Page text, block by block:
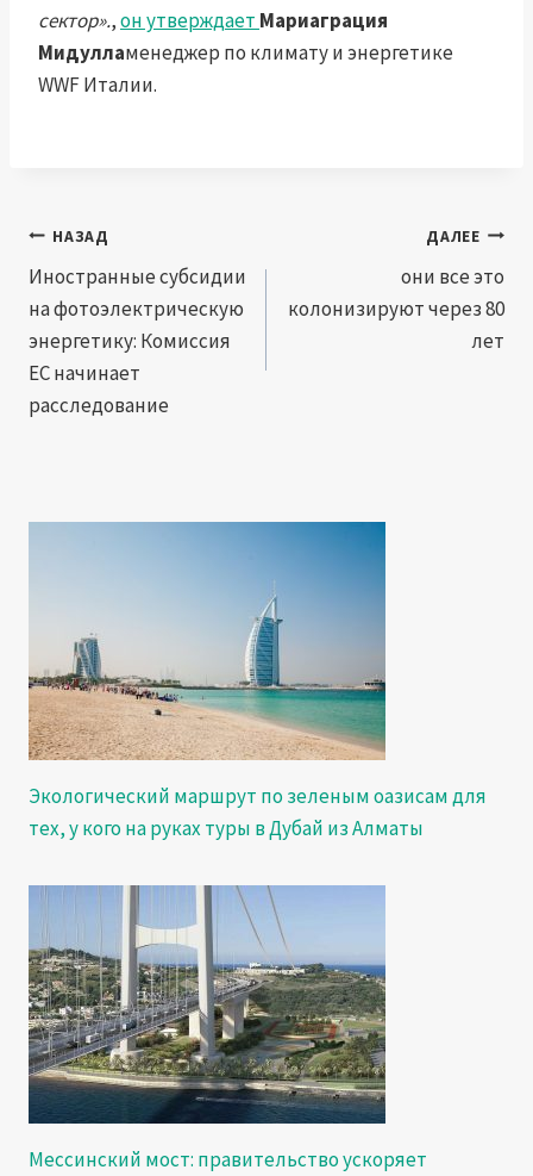
сектор».,он утверждает Мариаграция
Мидулламенеджер по климату и энергетике
WWF Италии.
Навигация
по
записям
НАЗАД
Иностранные субсидии
на фотоэлектрическую
энергетику: Комиссия
ЕС начинает
расследование
ДАЛЕЕ
они все это
колонизируют через 80
лет
Экологический маршрут по зеленым оазисам для
тех, у кого на руках туры в Дубай из Алматы
Мессинский мост: правительство ускоряет